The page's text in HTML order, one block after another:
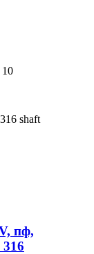
10
shaft
пф,